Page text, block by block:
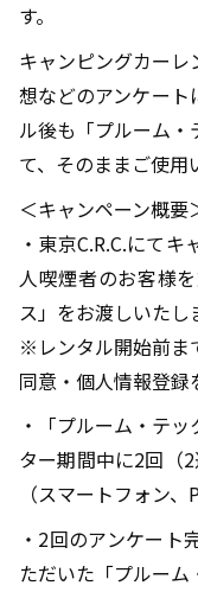
す。
キャンピングカー
想などのアンケート
ル後も「プルーム
て、そのままご使用
＜キャンペーン概要
・東京C.R.C.にて
人喫煙者のお客様
ス」をお渡しいたし
※レンタル開始前ま
同意・個人情報登
・「プルーム・テ
ター期間中に2回（
（スマートフォン
・2回のアンケート
ただいた「プルー